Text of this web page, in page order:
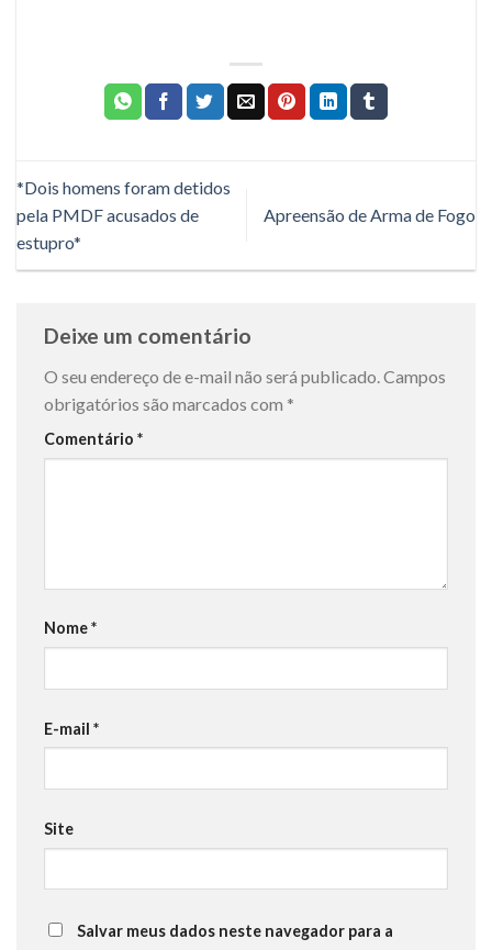
*Dois homens foram detidos
pela PMDF acusados de
estupro*
Apreensão de Arma de Fogo
Deixe um comentário
O seu endereço de e-mail não será publicado.Campos
obrigatórios são marcados com *
Comentário *
Nome*
E-mail *
Site
Salvar meus dados neste navegador para a